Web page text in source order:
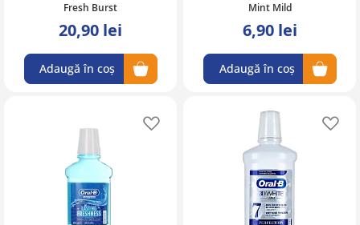
Fresh Burst
20,90 lei
Adaugă în coș
Mint Mild
6,90 lei
Adaugă în coș
Adaugă în lista de favorite